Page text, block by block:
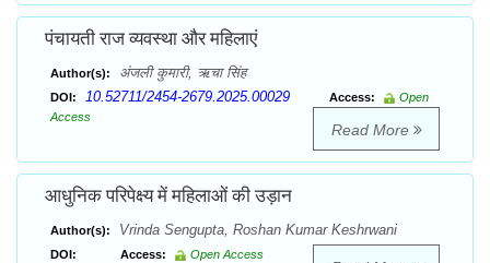
पंचायती राज व्यवस्था और महिलाएं
Author(s): अंजली कुमारी, ऋचा सिंह
DOI: 10.52711/2454-2679.2025.00029 Access:
Open
Access
Read More
आधुनिक परिपेक्ष्य में महिलाओं की उड़ान
Author(s): Vrinda Sengupta, Roshan Kumar Keshrwani
DOI: Access: Open Access